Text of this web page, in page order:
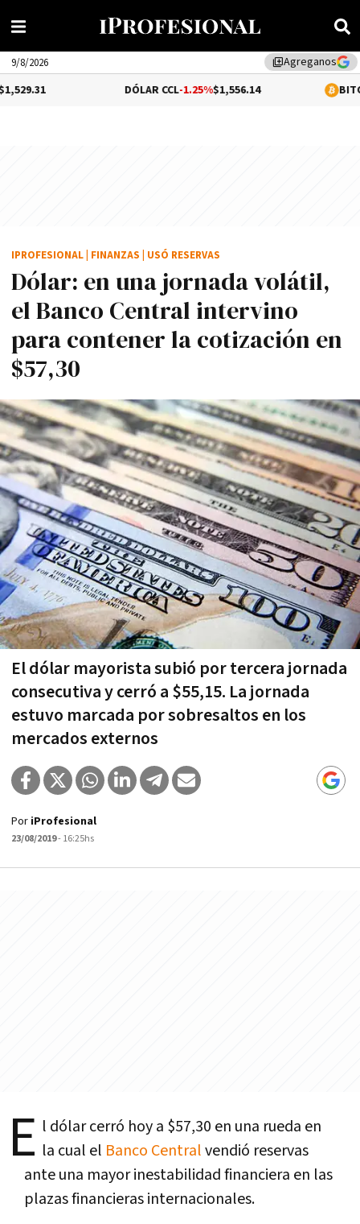
library_addAgreganos
9/8/2026
-1.25%$1,556.14 0.1%
Dólar: en una jornada volátil,
el Banco Central intervino
para contener la cotización en
$57,30
El dólar mayorista subió por tercera jornada
consecutiva y cerró a $55,15. La jornada
estuvo marcada por sobresaltos en los
mercados externos
IPROFESIONAL FINANZAS USÓ RESERVAS
Por iProfesional
23/08/2019- 16:25hs
E l dólar cerró hoy a $57,30 en una rueda en
la cual el Banco Centralvendió reservas
ante una mayor inestabilidad financiera en las
plazas financieras internacionales.